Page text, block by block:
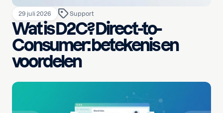
29 juli 2026 Support
Wat is D2C? Direct-to-
Consumer: betekenis en
voordelen